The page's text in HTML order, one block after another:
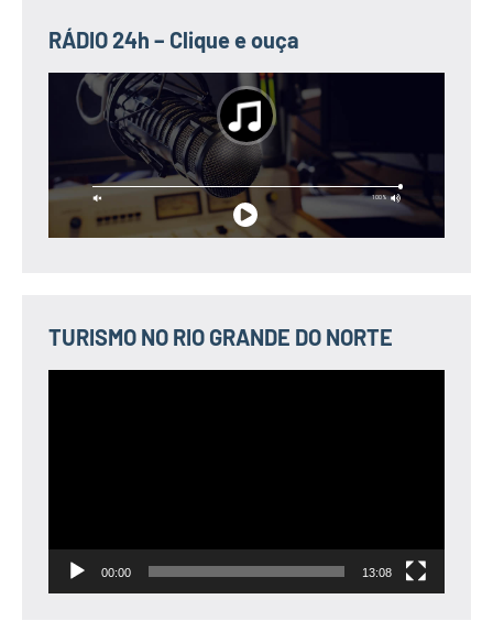
RÁDIO 24h – Clique e ouça
TURISMO NO RIO GRANDE DO NORTE
00:00 13:08